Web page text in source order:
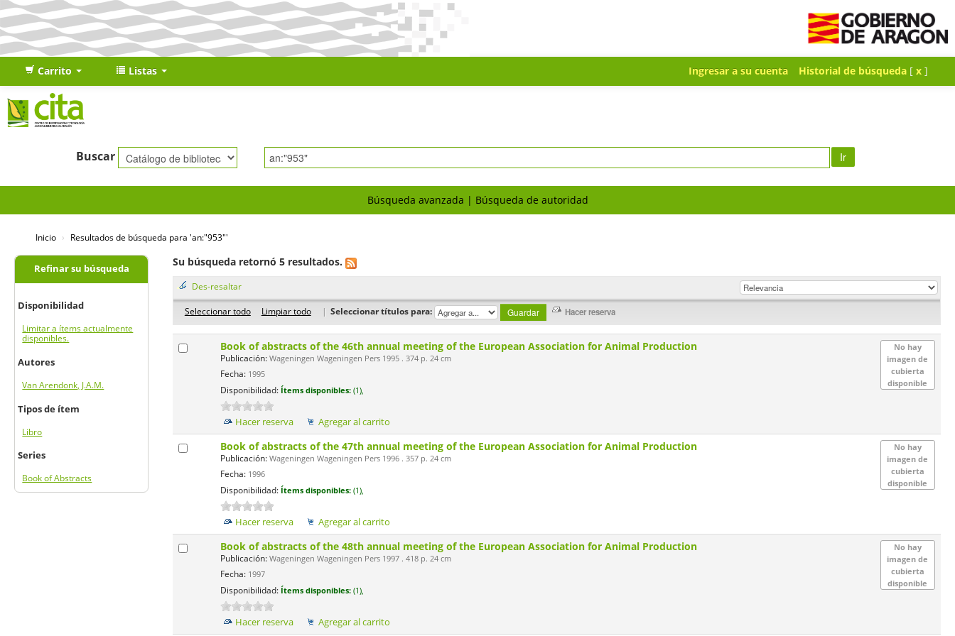
Carrito Listas Ingresar a su cuenta Historial de búsqueda[ x ]
Buscar Ir
Búsqueda avanzada Búsqueda de autoridad
Inicio › Resultados de búsqueda para 'an:"953"'
Refinar su búsqueda
Disponibilidad
Limitar a ítems actualmente
disponibles.
Autores
Van Arendonk, J.A.M.
Tipos de ítem
Libro
Series
Book of Abstracts
Su búsqueda retornó 5 resultados.
Des-resaltar
Seleccionar todo Limpiar todo | Seleccionar títulos para:
No hay
imagen de
cubierta
disponible
Book of abstracts of the 46th annual meeting of the European Association for Animal Production
Publicación:Wageningen Wageningen Pers 1995 . 374 p. 24 cm
Fecha:1995
Disponibilidad: Ítems disponibles: (1),
Hacer reserva Agregar al carrito
No hay
imagen de
cubierta
disponible
Book of abstracts of the 47th annual meeting of the European Association for Animal Production
Publicación:Wageningen Wageningen Pers 1996 . 357 p. 24 cm
Fecha:1996
Disponibilidad: Ítems disponibles: (1),
Hacer reserva Agregar al carrito
No hay
imagen de
cubierta
disponible
Book of abstracts of the 48th annual meeting of the European Association for Animal Production
Publicación:Wageningen Wageningen Pers 1997 . 418 p. 24 cm
Fecha:1997
Disponibilidad: Ítems disponibles: (1),
Hacer reserva Agregar al carrito